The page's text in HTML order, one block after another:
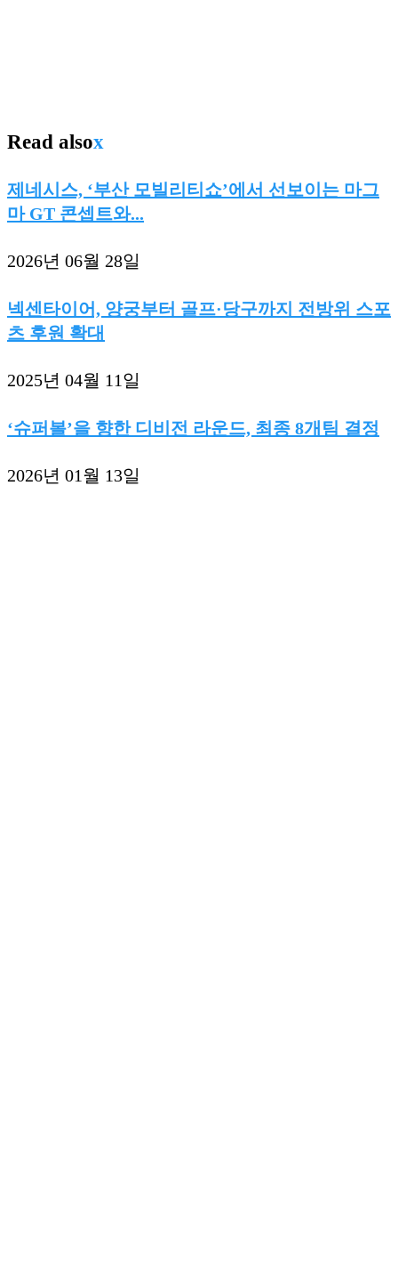
Read alsox
제네시스, ‘부산 모빌리티쇼’에서 선보이는 마그
마 GT 콘셉트와...
2026년 06월 28일
넥센타이어, 양궁부터 골프·당구까지 전방위 스포
츠 후원 확대
2025년 04월 11일
‘슈퍼볼’을 향한 디비전 라운드, 최종 8개팀 결정
2026년 01월 13일